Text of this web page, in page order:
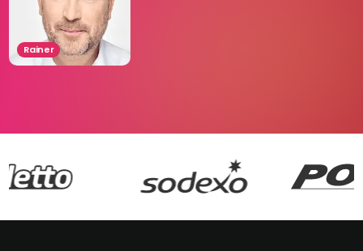
Rainer